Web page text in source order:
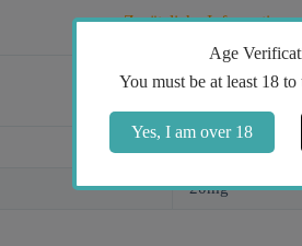
Zusätzliche
20mg
Age
You must be at least 18 to
Yes, I am over 18